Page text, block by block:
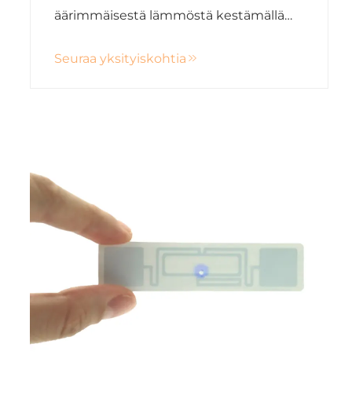
äärimmäisestä lämmöstä kestämällä
inkapseloinnilla, varmistamalla
Seuraa yksityiskohtia